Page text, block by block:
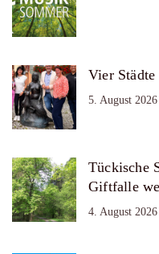
Vier
5. August 2026
Tückische
Giftfalle
4. August 2026